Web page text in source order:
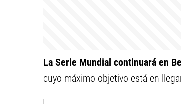
La Serie Mundial continuará en
cuyo máximo objetivo está en